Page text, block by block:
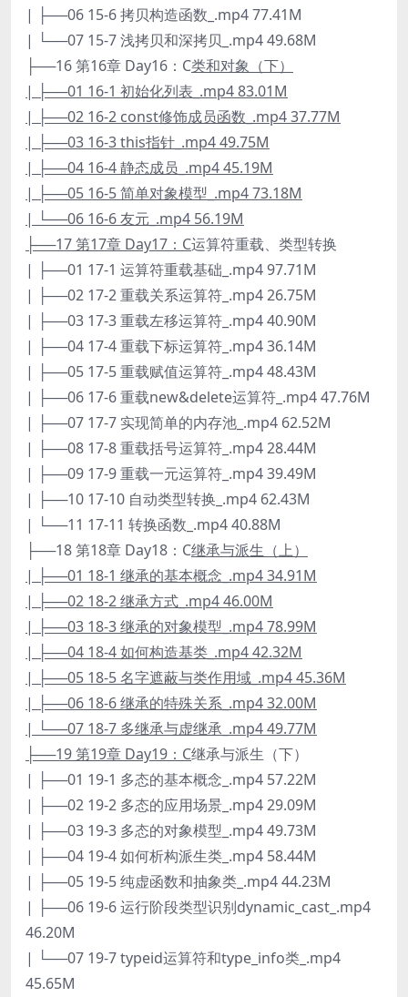
| ├──06 15-6 拷贝构造函数_.mp4 77.41M
| └──07 15-7 浅拷贝和深拷贝_.mp4 49.68M
├──16 第16章 Day16：C类和对象（下）
| ├──01 16-1 初始化列表_.mp4 83.01M
| ├──02 16-2 const修饰成员函数_.mp4 37.77M
| ├──03 16-3 this指针_.mp4 49.75M
| ├──04 16-4 静态成员_.mp4 45.19M
| ├──05 16-5 简单对象模型_.mp4 73.18M
| └──06 16-6 友元_.mp4 56.19M
├──17 第17章 Day17：C运算符重载、类型转换
| ├──01 17-1 运算符重载基础_.mp4 97.71M
| ├──02 17-2 重载关系运算符_.mp4 26.75M
| ├──03 17-3 重载左移运算符_.mp4 40.90M
| ├──04 17-4 重载下标运算符_.mp4 36.14M
| ├──05 17-5 重载赋值运算符_.mp4 48.43M
| ├──06 17-6 重载new&delete运算符_.mp4 47.76M
| ├──07 17-7 实现简单的内存池_.mp4 62.52M
| ├──08 17-8 重载括号运算符_.mp4 28.44M
| ├──09 17-9 重载一元运算符_.mp4 39.49M
| ├──10 17-10 自动类型转换_.mp4 62.43M
| └──11 17-11 转换函数_.mp4 40.88M
├──18 第18章 Day18：C继承与派生（上）
| ├──01 18-1 继承的基本概念_.mp4 34.91M
| ├──02 18-2 继承方式_.mp4 46.00M
| ├──03 18-3 继承的对象模型_.mp4 78.99M
| ├──04 18-4 如何构造基类_.mp4 42.32M
| ├──05 18-5 名字遮蔽与类作用域_.mp4 45.36M
| ├──06 18-6 继承的特殊关系_.mp4 32.00M
| └──07 18-7 多继承与虚继承_.mp4 49.77M
├──19 第19章 Day19：C继承与派生（下）
| ├──01 19-1 多态的基本概念_.mp4 57.22M
| ├──02 19-2 多态的应用场景_.mp4 29.09M
| ├──03 19-3 多态的对象模型_.mp4 49.73M
| ├──04 19-4 如何析构派生类_.mp4 58.44M
| ├──05 19-5 纯虚函数和抽象类_.mp4 44.23M
| ├──06 19-6 运行阶段类型识别dynamic_cast_.mp4
46.20M
| └──07 19-7 typeid运算符和type_info类_.mp4
45.65M